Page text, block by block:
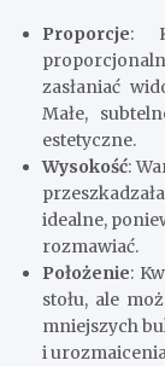
Proporcje:
zasłaniać
Małe,
estetyczne.
Wysokość:
idealne,
rozmawiać.
Położenie:
stołu, ale
mniejszych
i